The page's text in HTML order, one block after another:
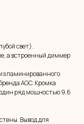
свет).
а встроенный диммер
ламинированного
AGC. Кромка
ряд мощностью 9,6
Вывод для